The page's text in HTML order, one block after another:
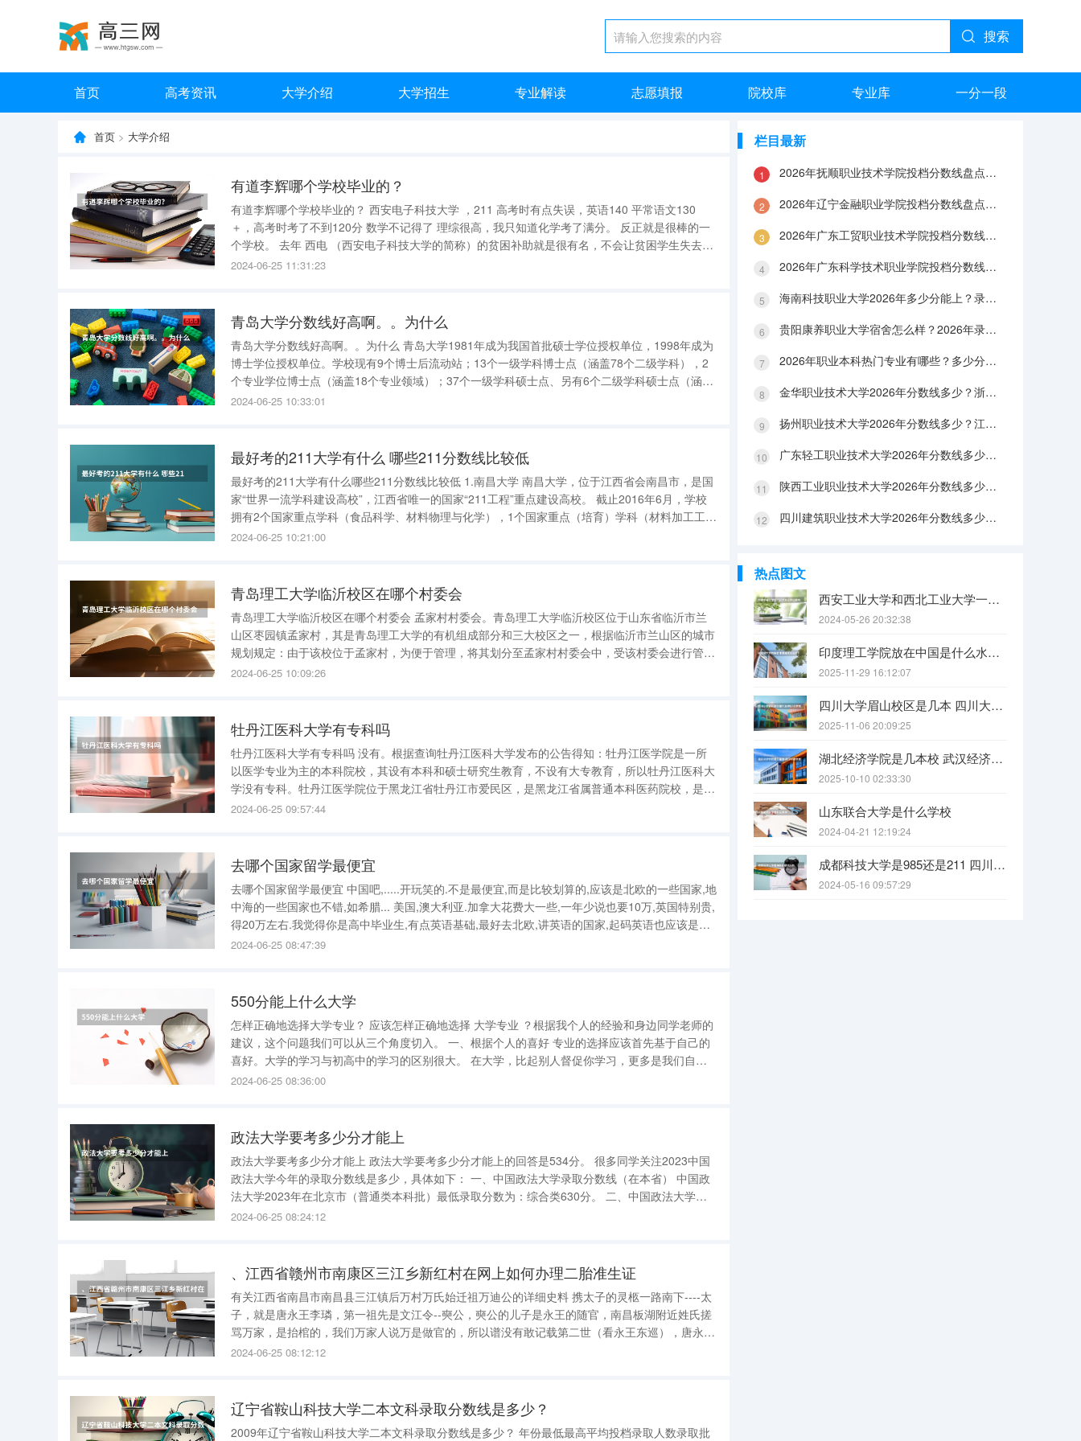
搜索
首页 高考资讯 大学介绍 大学招生 专业解读 志愿填报 院校库 专业库 一分一段
首页 > 大学介绍
有道李辉哪个学校毕业的？
有道李辉哪个学校毕业的？ 西安电子科技大学 ，211 高考时有点失误，英语140 平常语文130
＋，高考时考了不到120分 数学不记得了 理综很高，我只知道化学考了满分。 反正就是很棒的一
个学校。 去年 西电 （西安电子科技大学的简称）的贫困补助就是很有名，不会让贫困学生失去自
尊心。 电子科技大学在哪个省 电子科技大学在四川省。 电子科技大学是一所位于四川省成都市的
2024-06-25 11:31:23
青岛大学分数线好高啊。。为什么
青岛大学分数线好高啊。。为什么 青岛大学1981年成为我国首批硕士学位授权单位，1998年成为
博士学位授权单位。学校现有9个博士后流动站；13个一级学科博士点（涵盖78个二级学科），2
个专业学位博士点（涵盖18个专业领域）；37个一级学科硕士点、另有6个二级学科硕士点（涵盖
192个二级学科），23个专业学位硕士点（涵盖81个专业领域）。 学校拥有国家重点学科2个，山
2024-06-25 10:33:01
最好考的211大学有什么 哪些211分数线比较低
最好考的211大学有什么哪些211分数线比较低 1.南昌大学 南昌大学，位于江西省会南昌市，是国
家“世界一流学科建设高校”，江西省唯一的国家“211工程”重点建设高校。 截止2016年6月，学校
拥有2个国家重点学科（食品科学、材料物理与化学），1个国家重点（培育）学科（材料加工工
程）。化学、临床医学、农业科学（食品科学与工程为主）、工程学4个学科进入美国ESI排名前
2024-06-25 10:21:00
青岛理工大学临沂校区在哪个村委会
青岛理工大学临沂校区在哪个村委会 孟家村村委会。青岛理工大学临沂校区位于山东省临沂市兰
山区枣园镇孟家村，其是青岛理工大学的有机组成部分和三大校区之一，根据临沂市兰山区的城市
规划规定：由于该校位于孟家村，为便于管理，将其划分至孟家村村委会中，受该村委会进行管
辖。 齐鲁理工学院在济南哪个区 齐鲁理工学院在济南章丘区。 根据查询百度地图显示，齐鲁理工
2024-06-25 10:09:26
牡丹江医科大学有专科吗
牡丹江医科大学有专科吗 没有。根据查询牡丹江医科大学发布的公告得知：牡丹江医学院是一所
以医学专业为主的本科院校，其设有本科和硕士研究生教育，不设有大专教育，所以牡丹江医科大
学没有专科。牡丹江医学院位于黑龙江省牡丹江市爱民区，是黑龙江省属普通本科医药院校，是黑
龙江省特色应用型本科高校建设单位、中国全国首批卓越医生教育培训计划项目试点高校。 牡丹
2024-06-25 09:57:44
去哪个国家留学最便宜
去哪个国家留学最便宜 中国吧,.....开玩笑的.不是最便宜,而是比较划算的,应该是北欧的一些国家,地
中海的一些国家也不错,如希腊... 美国,澳大利亚.加拿大花费大一些,一年少说也要10万,英国特别贵,
得20万左右.我觉得你是高中毕业生,有点英语基础,最好去北欧,讲英语的国家,起码英语也应该是第
二外语的国家.去了,不至于一句不会讲,顺便过口语关.说实话,我不赞成你出国,基础不是很好(别生气
2024-06-25 08:47:39
550分能上什么大学
怎样正确地选择大学专业？ 应该怎样正确地选择 大学专业 ？根据我个人的经验和身边同学老师的
建议，这个问题我们可以从三个角度切入。 一、根据个人的喜好 专业的选择应该首先基于自己的
喜好。大学的学习与初高中的学习的区别很大。 在大学，比起别人督促你学习，更多是我们自主
学习。而自主学习是需要爱好支撑的 ，否则可能会丧失斗志。 很多人在大一下学期或大二上学期
2024-06-25 08:36:00
政法大学要考多少分才能上
政法大学要考多少分才能上 政法大学要考多少分才能上的回答是534分。 很多同学关注2023中国
政法大学今年的录取分数线是多少，具体如下： 一、中国政法大学录取分数线（在本省） 中国政
法大学2023年在北京市（普通类本科批）最低录取分数为：综合类630分。 二、中国政法大学录
2024-06-25 08:24:12
、江西省赣州市南康区三江乡新红村在网上如何办理二胎准生证
有关江西省南昌市南昌县三江镇后万村万氏始迁祖万迪公的详细史料 携太子的灵柩一路南下----太
子，就是唐永王李璘，第一祖先是文江令--奭公，奭公的儿子是永王的随官，南昌板湖附近姓氏搓
骂万家，是抬棺的，我们万家人说万是做官的，所以谱没有敢记载第二世（看永王东巡），唐永王
李璘灵柩运回京城，奭公的儿子是护卫，抬棺材的木头断了，迷信不吉利，就将永王李璘葬板湖一
2024-06-25 08:12:12
辽宁省鞍山科技大学二本文科录取分数线是多少？
2009年辽宁省鞍山科技大学二本文科录取分数线是多少？ 年份最低最高平均投档录取人数录取批
栏目最新
2026年抚顺职业技术学院投档分数线盘点：录取分数、生活与就业指南
2026年辽宁金融职业学院投档分数线盘点：录取分数、生活与就业指南
2026年广东工贸职业技术学院投档分数线盘点：录取分数、生活与就业指南
2026年广东科学技术职业学院投档分数线盘点：录取分数、生活与就业指南
海南科技职业大学2026年多少分能上？录取分数线与生活成本解答
贵阳康养职业大学宿舍怎么样？2026年录取分数、费用及入学手续
2026年职业本科热门专业有哪些？多少分能上？绿牌专业有哪些？
金华职业技术大学2026年分数线多少？浙江考生563分能上吗？机械专业好就业吗？
扬州职业技术大学2026年分数线多少？江苏考生528分能上吗？医养照护好就业吗？
广东轻工职业技术大学2026年分数线多少？广东考生542分能上吗？
陕西工业职业技术大学2026年分数线多少？陕西考生355分能上吗？机械专业好就业吗？
四川建筑职业技术大学2026年分数线多少？四川考生510分能上吗？建筑专业好就业吗？
热点图文
西安工业大学和西北工业大学一样吗
2024-05-26 20:32:38
印度理工学院放在中国是什么水平？
2025-11-29 16:12:07
四川大学眉山校区是几本 四川大学锦江学院是几本？咋样？
2025-11-06 20:09:25
湖北经济学院是几本校 武汉经济学院是几本
2025-10-10 02:33:30
山东联合大学是什么学校
2024-04-21 12:19:24
成都科技大学是985还是211 四川科技大学全国排名
2024-05-16 09:57:29